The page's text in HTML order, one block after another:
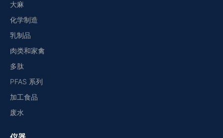
大麻
化学制造
乳制品
肉类和家禽
多肽
PFAS 系列
加工食品
废水